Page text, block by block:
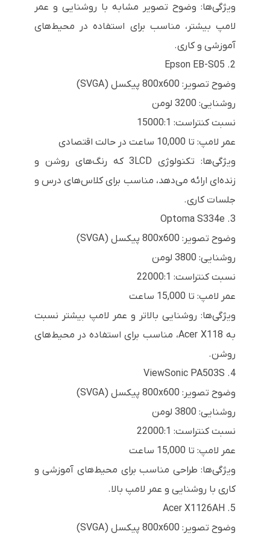
ویژگی‌ها: وضوح تصویر مشابه با روشنایی و عمر
لامپ بیشتر، مناسب برای استفاده در محیط‌های
آموزشی و کاری.
2. Epson EB-S05
وضوح تصویر: 800x600 پیکسل (SVGA)
روشنایی: 3200 لومن
نسبت کنتراست: 15000:1
عمر لامپ: تا 10,000 ساعت در حالت اقتصادی
ویژگی‌ها: تکنولوژی 3LCD که رنگ‌های روشن و
زنده‌ای ارائه می‌دهد، مناسب برای کلاس‌های درس و
جلسات کاری.
3. Optoma S334e
وضوح تصویر: 800x600 پیکسل (SVGA)
روشنایی: 3800 لومن
نسبت کنتراست: 22000:1
عمر لامپ: تا 15,000 ساعت
ویژگی‌ها: روشنایی بالاتر و عمر لامپ بیشتر نسبت
به Acer X118، مناسب برای استفاده در محیط‌های
روشن.
4. ViewSonic PA503S
وضوح تصویر: 800x600 پیکسل (SVGA)
روشنایی: 3800 لومن
نسبت کنتراست: 22000:1
عمر لامپ: تا 15,000 ساعت
ویژگی‌ها: طراحی مناسب برای محیط‌های آموزشی و
کاری با روشنایی و عمر لامپ بالا.
5. Acer X1126AH
وضوح تصویر: 800x600 پیکسل (SVGA)